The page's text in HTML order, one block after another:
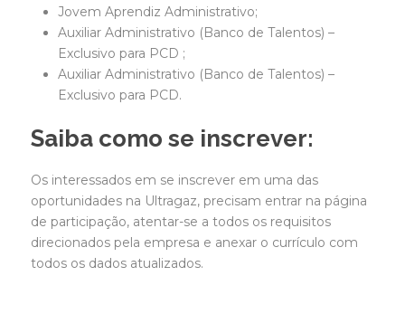
Jovem Aprendiz Administrativo;
Auxiliar Administrativo (Banco de Talentos) –
Exclusivo para PCD ;
Auxiliar Administrativo (Banco de Talentos) –
Exclusivo para PCD.
Saiba como se inscrever:
Os interessados em se inscrever em uma das
oportunidades na Ultragaz, precisam entrar na página
de participação, atentar-se a todos os requisitos
direcionados pela empresa e anexar o currículo com
todos os dados atualizados.